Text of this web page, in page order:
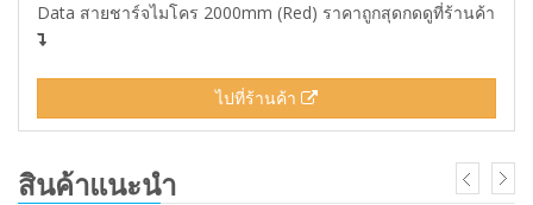
Data สายชาร์จไมโคร 2000mm (Red) ราคาถูกสุดกดดูที่ร้านค้า
ไปที่ร้านค้า
สินค้าแนะนำ